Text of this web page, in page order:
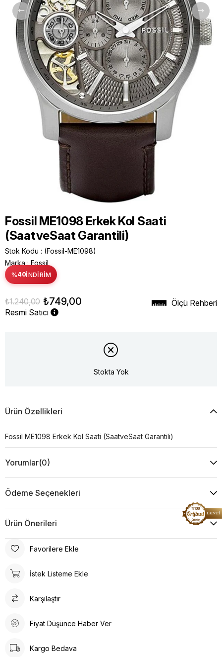
Fossil ME1098 Erkek Kol Saati
(SaatveSaat Garantili)
Stok Kodu
(Fossil-ME1098)
Marka : Fossil
%40İNDIRIM
₺1.240,00 ₺749,00
Resmi Satıcı
Ölçü Rehberi
Stokta Yok
Ürün Özellikleri
Fossil ME1098 Erkek Kol Saati (SaatveSaat Garantili)
Yorumlar(0)
Ödeme Seçenekleri
Ürün Önerileri
Favorilere Ekle
İstek Listeme Ekle
Karşılaştır
Fiyat Düşünce Haber Ver
Kargo Bedava